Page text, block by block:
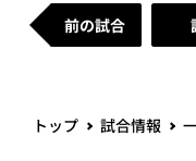
前の試合
トップ 試合情報